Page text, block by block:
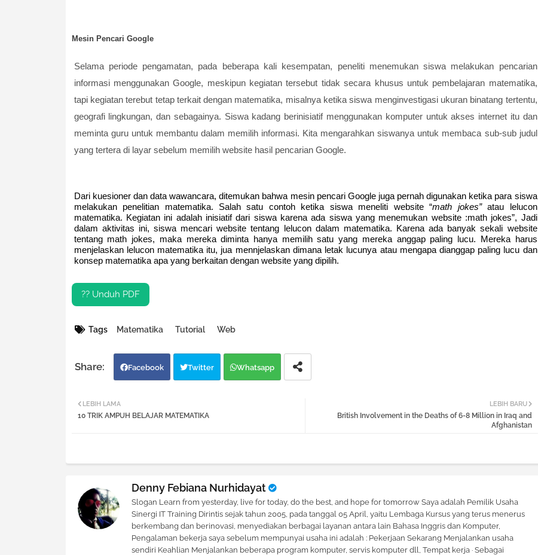
Mesin Pencari Google
Selama periode pengamatan, pada beberapa kali kesempatan, peneliti menemukan siswa melakukan pencarian
informasi menggunakan Google, meskipun kegiatan tersebut tidak secara khusus untuk pembelajaran matematika,
tapi kegiatan terebut tetap terkait dengan matematika, misalnya ketika siswa menginvestigasi ukuran binatang tertentu,
geografi lingkungan, dan sebagainya. Siswa kadang berinisiatif menggunakan komputer untuk akses internet itu dan
meminta guru untuk membantu dalam memilih informasi. Kita mengarahkan siswanya untuk membaca sub-sub judul
yang tertera di layar sebelum memilih website hasil pencarian Google.
Dari kuesioner dan data wawancara, ditemukan bahwa mesin pencari Google juga pernah digunakan ketika para siswa
melakukan penelitian matematika. Salah satu contoh ketika siswa meneliti website “math jokes”atau lelucon
matematika. Kegiatan ini adalah inisiatif dari siswa karena ada siswa yang menemukan website :math jokes”, Jadi
dalam aktivitas ini, siswa mencari website tentang lelucon dalam matematika. Karena ada banyak sekali website
tentang math jokes, maka mereka diminta hanya memilih satu yang mereka anggap paling lucu. Mereka harus
menjelaskan lelucon matematika itu, jua mennjelaskan dimana letak lucunya atau mengapa dianggap paling lucu dan
konsep matematika apa yang berkaitan dengan website yang dipilih.
?? Unduh PDF
Tags Matematika Tutorial Web
Facebook Twitter Whatsapp
LEBIH BARU
British Involvement in the Deaths of 6-8 Million in Iraq and
Afghanistan
LEBIH LAMA
10 TRIK AMPUH BELAJAR MATEMATIKA
Denny Febiana Nurhidayat
Slogan Learn from yesterday, live for today, do the best, and hope for tomorrow Saya adalah Pemilik Usaha
Sinergi IT Training Dirintis sejak tahun 2005, pada tanggal 05 April, yaitu Lembaga Kursus yang terus menerus
berkembang dan berinovasi, menyediakan berbagai layanan antara lain Bahasa Inggris dan Komputer,
Pengalaman bekerja saya sebelum mempunyai usaha ini adalah : Pekerjaan Sekarang Menjalankan usaha
sendiri Keahlian Menjalankan beberapa program komputer, servis komputer dll, Tempat kerja · Sebagai